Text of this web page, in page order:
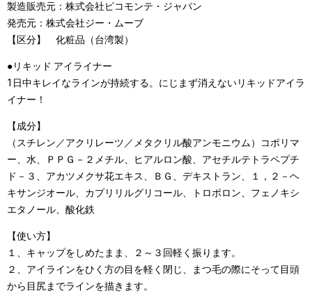
製造販売元：株式会社ピコモンテ・ジャパン
発売元：株式会社ジー・ムーブ
【区分】 化粧品（台湾製）
●リキッド アイライナー
1日中キレイなラインが持続する。にじまず消えないリキッドアイラ
イナー！
【成分】
（スチレン／アクリレーツ／メタクリル酸アンモニウム）コポリマ
ー、水、ＰＰＧ－２メチル、ヒアルロン酸、アセチルテトラペプチ
ド－３、アカツメクサ花エキス、ＢＧ、デキストラン、１，２－ヘ
キサンジオール、カプリリルグリコール、トロポロン、フェノキシ
エタノール、酸化鉄
【使い方】
１、キャップをしめたまま、２～３回軽く振ります。
２、アイラインをひく方の目を軽く閉じ、まつ毛の際にそって目頭
から目尻までラインを描きます。